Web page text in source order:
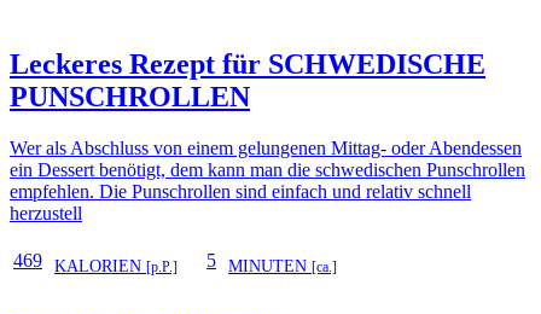
Leckeres Rezept für SCHWEDISCHE
PUNSCHROLLEN
Wer als Abschluss von einem gelungenen Mittag- oder Abendessen
ein Dessert benötigt, dem kann man die schwedischen Punschrollen
empfehlen. Die Punschrollen sind einfach und relativ schnell
herzustell
469 KALORIEN [p.P.] 5 MINUTEN [ca.]